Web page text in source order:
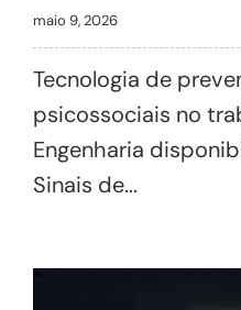
maio 9, 2026
Tecnologia de
psicossociais no
Engenharia
Sinais de...